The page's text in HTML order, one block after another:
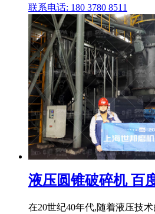
联系电话: 180 3780 8511
液压圆锥破碎机 百
在20世纪40年代,随着液压技